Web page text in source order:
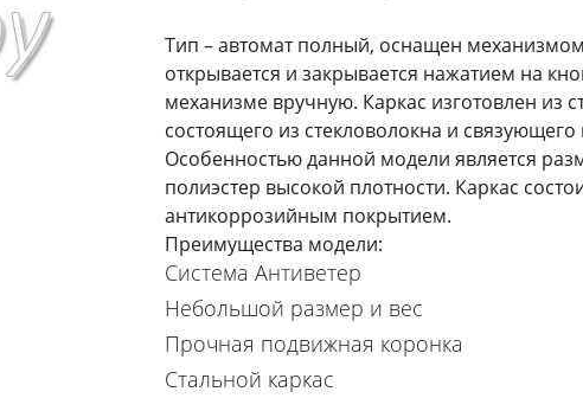
Тип – автомат полный, оснащен
открывается и закрывается нажатием на
механизме вручную. Каркас изготовлен из
состоящего из стекловолокна и
Особенностью данной модели является
полиэстер высокой плотности. Каркас
антикоррозийным покрытием.
Преимущества модели:
Система Антиветер
Небольшой размер и вес
Прочная подвижная коронка
Стальной каркас